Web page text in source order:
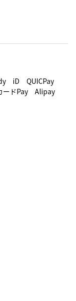
iD QUICPay
ードPay Alipay